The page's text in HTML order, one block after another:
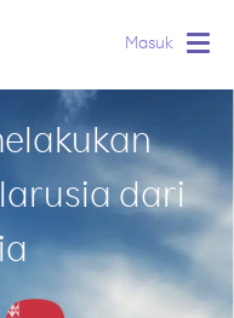
Masuk
dari